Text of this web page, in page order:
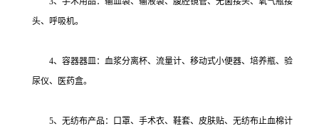
头、呼吸机。
4、容器器皿：血浆分离杯、流量计、移动式小便器、培养瓶、验
尿仪、医药盒。
5、无纺布产品：口罩、手术衣、鞋套、皮肤贴、无纺布止血棉计